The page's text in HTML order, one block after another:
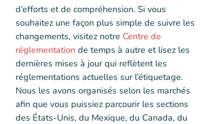
d’efforts et de compréhension. Si vous
souhaitez une façon plus simple de suivre les
changements, visitez notre Centre de
réglementation de temps à autre et lisez les
dernières mises à jour qui reflètent les
réglementations actuelles sur l’étiquetage.
Nous les avons organisés selon les marchés
afin que vous puissiez parcourir les sections
des États-Unis, du Mexique, du Canada, du